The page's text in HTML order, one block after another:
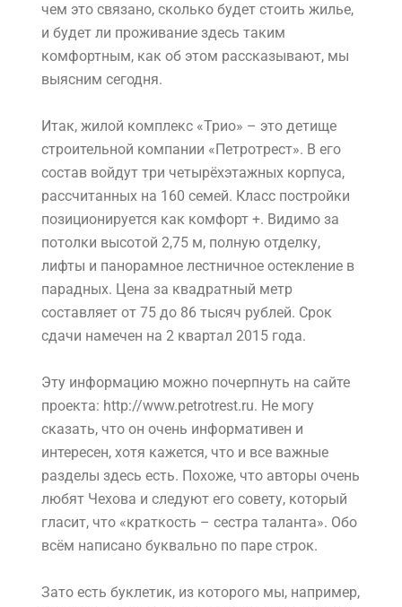
чем это связано, сколько будет стоить жилье,
и будет ли проживание здесь таким
комфортным, как об этом рассказывают, мы
выясним сегодня.
Итак, жилой комплекс «Трио» – это детище
строительной компании «Петротрест». В его
состав войдут три четырёхэтажных корпуса,
рассчитанных на 160 семей. Класс постройки
позиционируется как комфорт +. Видимо за
потолки высотой 2,75 м, полную отделку,
лифты и панорамное лестничное остекление в
парадных. Цена за квадратный метр
составляет от 75 до 86 тысяч рублей. Срок
сдачи намечен на 2 квартал 2015 года.
Эту информацию можно почерпнуть на сайте
проекта: http://www.petrotrest.ru. Не могу
сказать, что он очень информативен и
интересен, хотя кажется, что и все важные
разделы здесь есть. Похоже, что авторы очень
любят Чехова и следуют его совету, который
гласит, что «краткость – сестра таланта». Обо
всём написано буквально по паре строк.
Зато есть буклетик, из которого мы, например,